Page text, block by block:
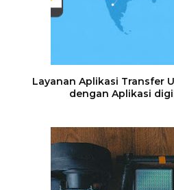
Layanan Aplikasi Transfer
dengan Aplikasi